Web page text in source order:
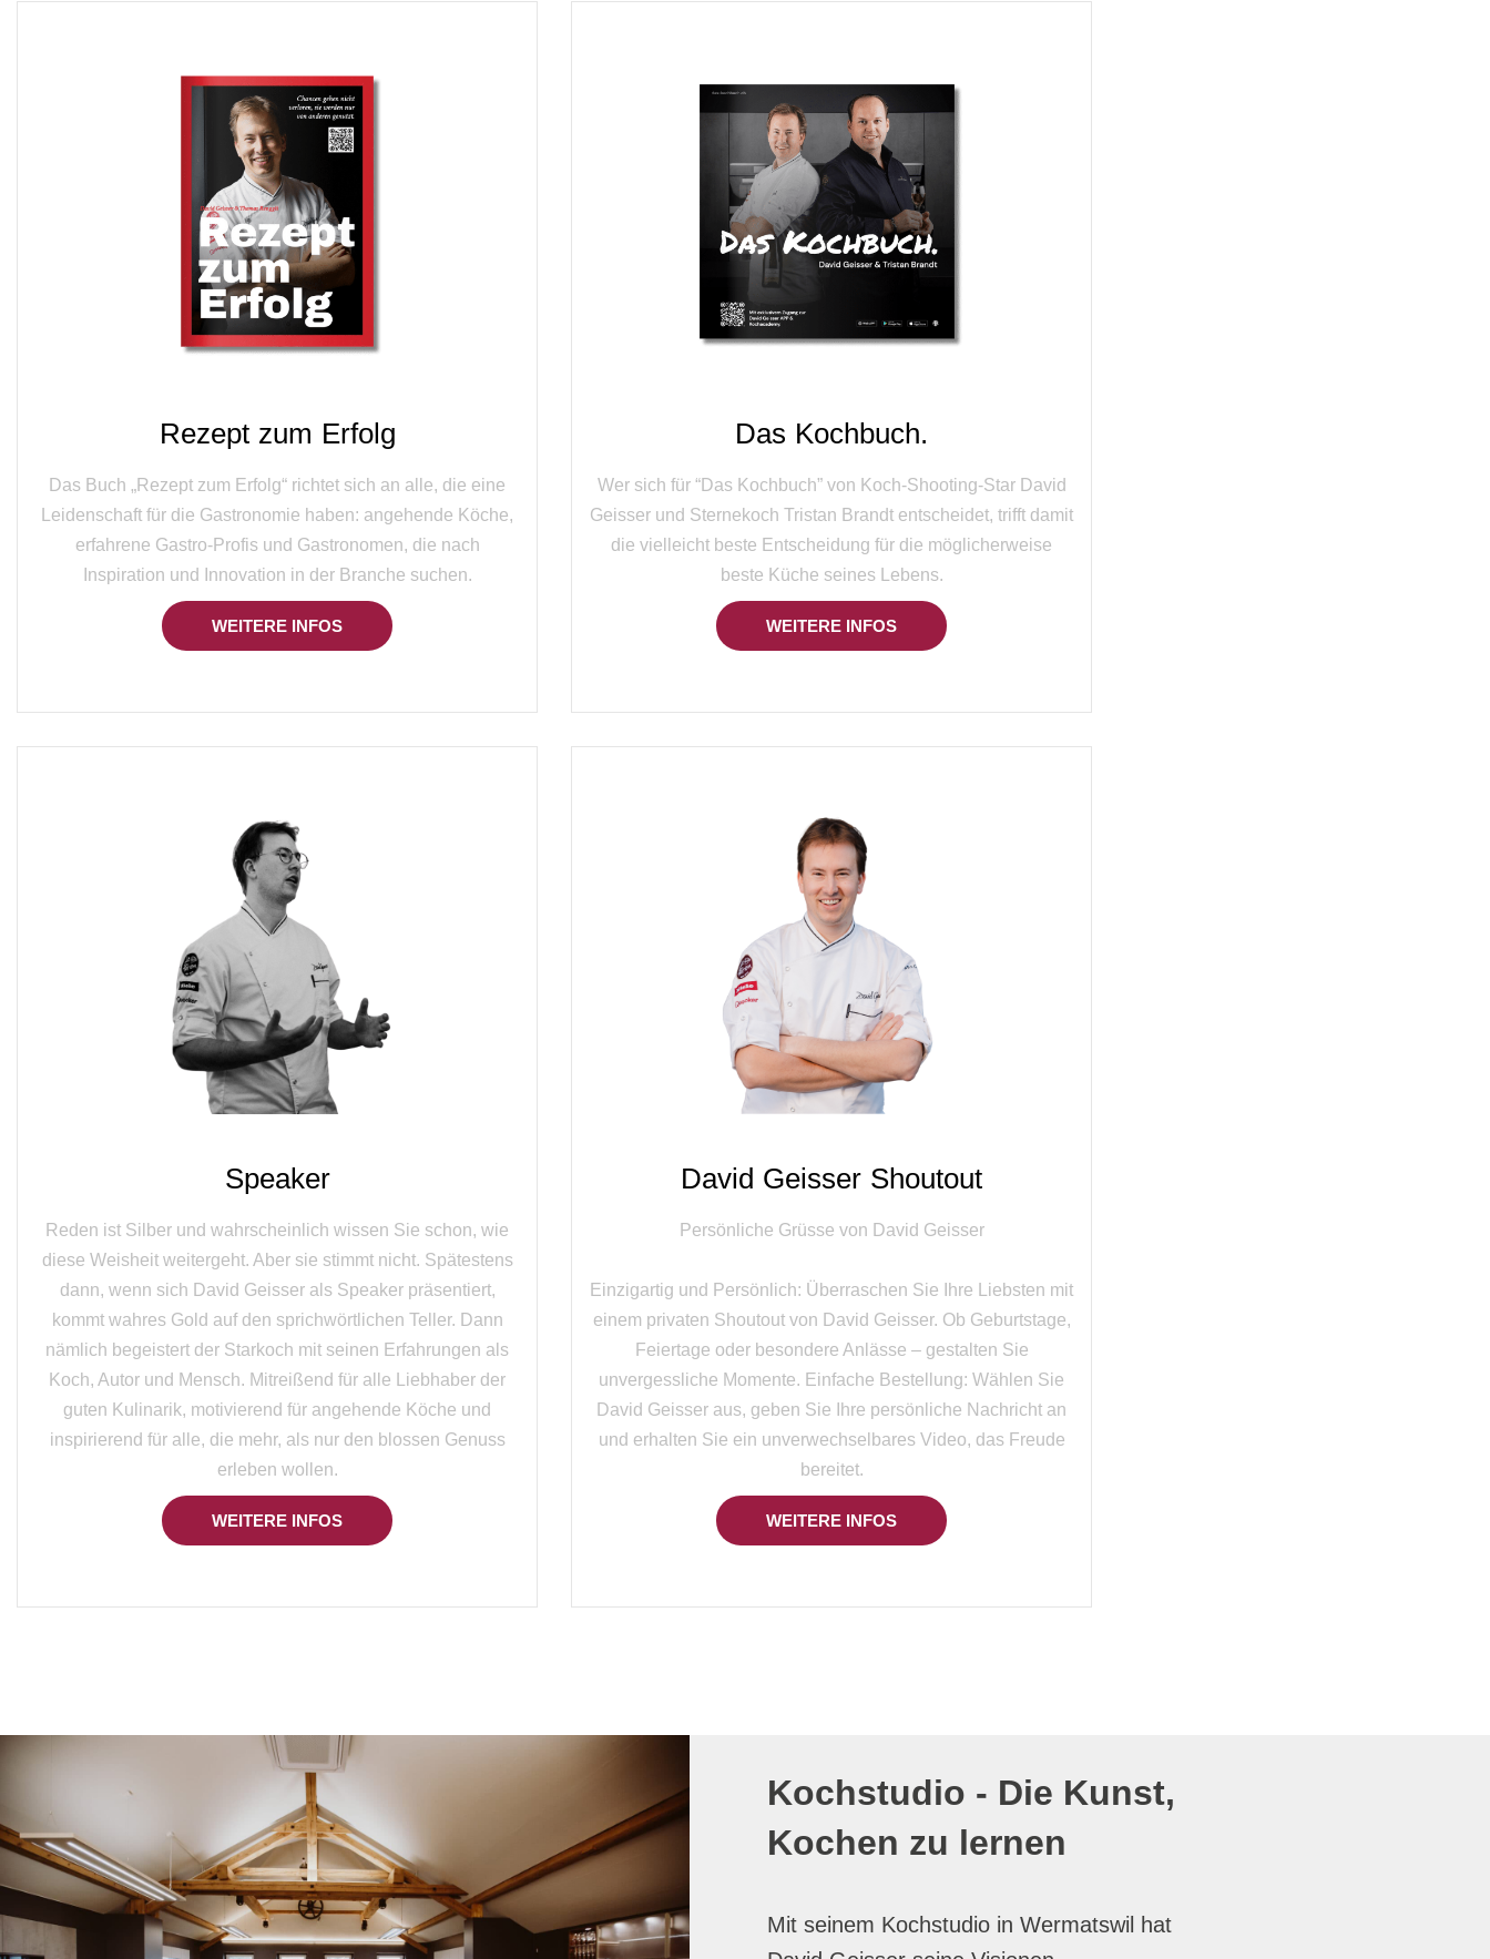
Rezept zum Erfolg
Das Buch „Rezept zum Erfolg“ richtet sich an alle, die eine
Leidenschaft für die Gastronomie haben: angehende Köche,
erfahrene Gastro-Profis und Gastronomen, die nach
Inspiration und Innovation in der Branche suchen.
WEITERE INFOS
Das Kochbuch.
Wer sich für “Das Kochbuch” von Koch-Shooting-Star David
Geisser und Sternekoch Tristan Brandt entscheidet, trifft damit
die vielleicht beste Entscheidung für die möglicherweise
beste Küche seines Lebens.
WEITERE INFOS
Speaker
Reden ist Silber und wahrscheinlich wissen Sie schon, wie
diese Weisheit weitergeht. Aber sie stimmt nicht. Spätestens
dann, wenn sich David Geisser als Speaker präsentiert,
kommt wahres Gold auf den sprichwörtlichen Teller. Dann
nämlich begeistert der Starkoch mit seinen Erfahrungen als
Koch, Autor und Mensch. Mitreißend für alle Liebhaber der
guten Kulinarik, motivierend für angehende Köche und
inspirierend für alle, die mehr, als nur den blossen Genuss
erleben wollen.
WEITERE INFOS
David Geisser Shoutout
Persönliche Grüsse von David Geisser
Einzigartig und Persönlich: Überraschen Sie Ihre Liebsten mit
einem privaten Shoutout von David Geisser. Ob Geburtstage,
Feiertage oder besondere Anlässe – gestalten Sie
unvergessliche Momente. Einfache Bestellung: Wählen Sie
David Geisser aus, geben Sie Ihre persönliche Nachricht an
und erhalten Sie ein unverwechselbares Video, das Freude
bereitet.
WEITERE INFOS
Kochstudio - Die Kunst,
Kochen zu lernen
Mit seinem Kochstudio in Wermatswil hat